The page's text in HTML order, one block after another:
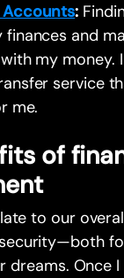
Accounts:
and
my money.
service
me.
of
to our
dreams. Once